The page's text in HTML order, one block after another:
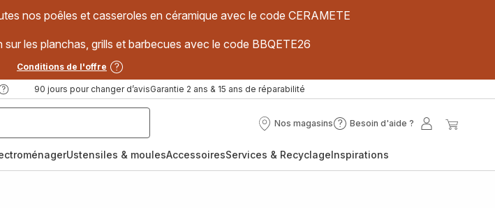
nos poêles et casseroles en céramique avec le code CERAMETE
les planchas, grills et barbecues avec le code BBQETE26
Conditions de l'offre
90 jours pour changer d’avisGarantie 2 ans & 15 ans de réparabilité
Nos magasins
Nos
Besoin d'aide ?
Besoin
?
Mon
Ustensiles & moulesAccessoiresServices & RecyclageInspirations